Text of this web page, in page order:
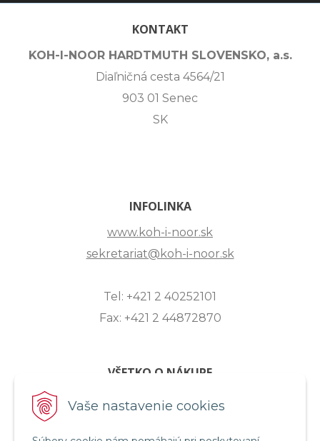
Vaše nastavenie cookies
KONTAKT
KOH-I-NOOR HARDTMUTH SLOVENSKO, a.s.
Diaľničná cesta 4564/21
903 01 Senec
SK
INFOLINKA
www.koh-i-noor.sk
sekretariat@koh-i-noor.sk
Tel: +421 2 40252101
Fax: +421 2 44872870
VŠETKO O NÁKUPE
ZASLANIE OTÁZKY